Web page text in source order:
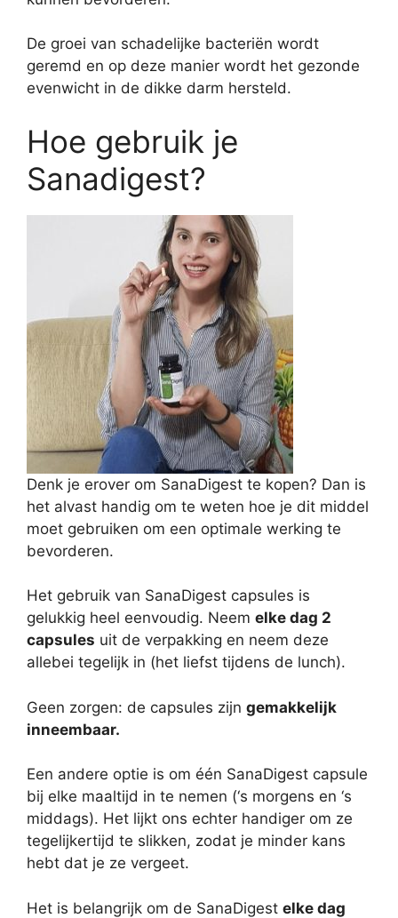
De groei van schadelijke bacteriën wordt
geremd en op deze manier wordt het gezonde
evenwicht in de dikke darm hersteld.
Hoe gebruik je
Sanadigest?
Denk je erover om SanaDigest te kopen? Dan is
het alvast handig om te weten hoe je dit middel
moet gebruiken om een optimale werking te
bevorderen.
Het gebruik van SanaDigest capsules is
gelukkig heel eenvoudig. Neem elke dag 2
capsules uit de verpakking en neem deze
allebei tegelijk in (het liefst tijdens de lunch).
Geen zorgen: de capsules zijn gemakkelijk
inneembaar.
Een andere optie is om één SanaDigest capsule
bij elke maaltijd in te nemen (‘s morgens en ‘s
middags). Het lijkt ons echter handiger om ze
tegelijkertijd te slikken, zodat je minder kans
hebt dat je ze vergeet.
Het is belangrijk om de SanaDigest elke dag